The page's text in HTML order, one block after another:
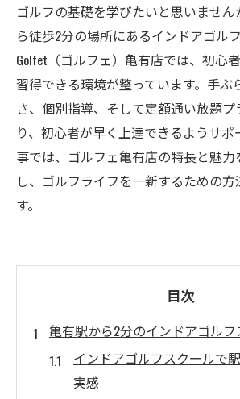
ゴルフの基礎を学びたいと思いませ
ら徒歩2分の場所にあるインドアゴル
Golfet（ゴルフェ）亀有店では、初心
習得できる環境が整っています。手ぶ
さ、個別指導、そして定額通い放題プ
り、初心者が早く上達できるようサポ
事では、ゴルフェ亀有店の特長と魅
し、ゴルフライフを一新するための
す。
目次
亀有駅から2分のインドアゴル
インドアゴルフスクールで
実感